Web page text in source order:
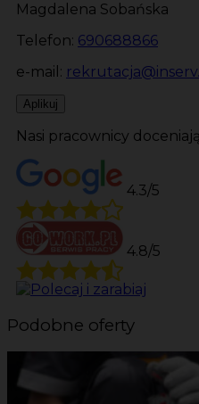
Magdalena Sobańska
Telefon: 690688866
e-mail:
Aplikuj
Nasi pracownicy
4.3/5
4.8/5
Podobne oferty